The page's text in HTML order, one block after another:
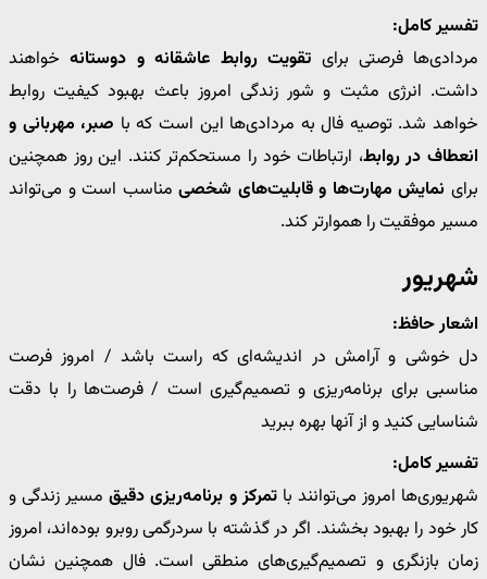
تفسیر کامل:
مردادی‌ها فرصتی برای تقویت روابط عاشقانه و دوستانهخواهند
داشت. انرژی مثبت و شور زندگی امروز باعث بهبود کیفیت روابط
خواهد شد. توصیه فال به مردادی‌ها این است که با صبر، مهربانی و
انعطاف در روابط، ارتباطات خود را مستحکم‌تر کنند. این روز همچنین
برای نمایش مهارت‌ها و قابلیت‌های شخصیمناسب است و می‌تواند
مسیر موفقیت را هموارتر کند.
شهریور
اشعار حافظ:
دل خوشی و آرامش در اندیشه‌ای که راست باشد / امروز فرصت
مناسبی برای برنامه‌ریزی و تصمیم‌گیری است / فرصت‌ها را با دقت
شناسایی کنید و از آنها بهره ببرید
تفسیر کامل:
شهریوری‌ها امروز می‌توانند باتمرکز و برنامه‌ریزی دقیقمسیر زندگی و
کار خود را بهبود بخشند. اگر در گذشته با سردرگمی روبرو بوده‌اند، امروز
زمان بازنگری و تصمیم‌گیری‌های منطقی است. فال همچنین نشان